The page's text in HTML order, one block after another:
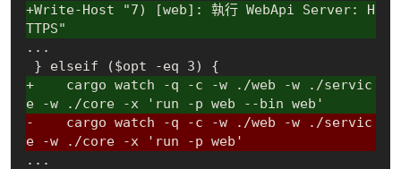
+Write-Host "7) [web]: 執行 WebApi Server: H
TTPS"
...
+    cargo watch -q -c -w ./web -w ./servic
e -w ./core -x 'run -p web --bin web'
-    cargo watch -q -c -w ./web -w ./servic
e -w ./core -x 'run -p web'